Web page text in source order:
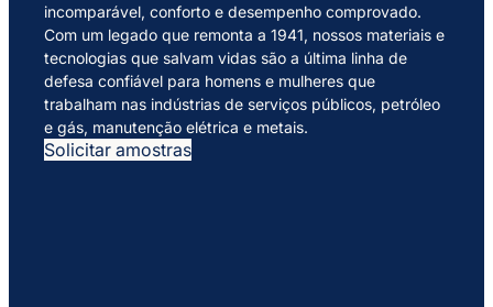
incomparável, conforto e desempenho comprovado.
Com um legado que remonta a 1941, nossos materiais e
tecnologias que salvam vidas são a última linha de
defesa confiável para homens e mulheres que
trabalham nas indústrias de serviços públicos, petróleo
e gás, manutenção elétrica e metais.
Solicitar amostras